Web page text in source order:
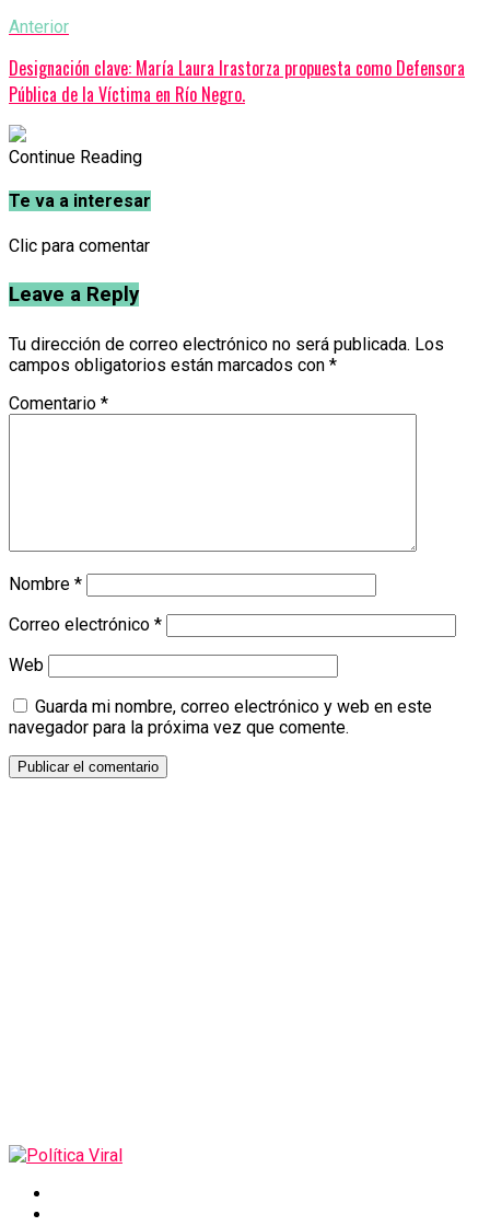
Anterior
Designación clave: María Laura Irastorza propuesta como Defensora
Pública de la Víctima en Río Negro.
Continue Reading
Te va a interesar
Clic para comentar
Leave a Reply
Tu dirección de correo electrónico no será publicada. Los
campos obligatorios están marcados con *
Comentario *
Nombre *
Correo electrónico *
Web
Guarda mi nombre, correo electrónico y web en este
navegador para la próxima vez que comente.